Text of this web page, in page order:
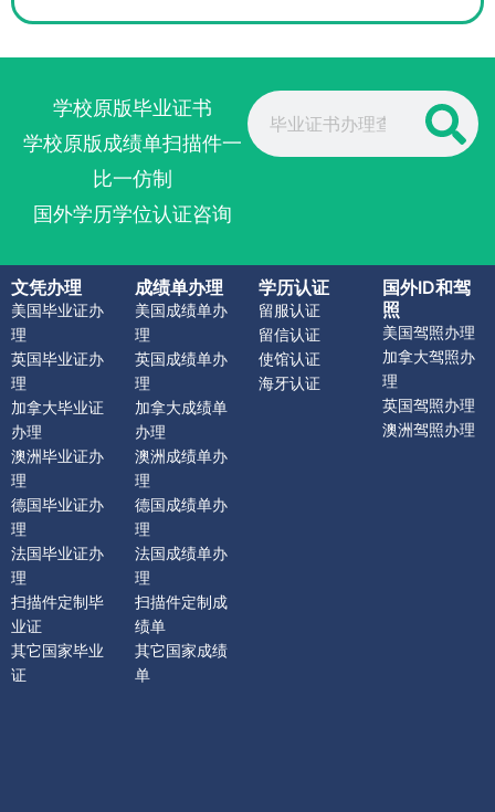
学校原版毕业证书
学校原版成绩单扫描件一
比一仿制
国外学历学位认证咨询
Search
文凭办理
美国毕业证办
理
英国毕业证办
理
加拿大毕业证
办理
澳洲毕业证办
理
德国毕业证办
理
法国毕业证办
理
扫描件定制毕
业证
其它国家毕业
证
成绩单办理
美国成绩单办
理
英国成绩单办
理
加拿大成绩单
办理
澳洲成绩单办
理
德国成绩单办
理
法国成绩单办
理
扫描件定制成
绩单
其它国家成绩
单
学历认证
留服认证
留信认证
使馆认证
海牙认证
国外ID和驾
照
美国驾照办理
加拿大驾照办
理
英国驾照办理
澳洲驾照办理